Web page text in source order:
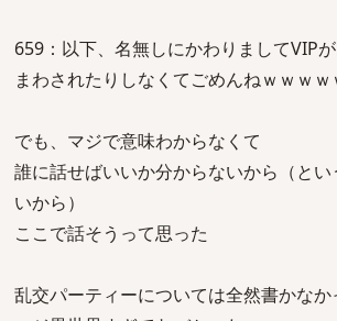
659：以下、名無しにかわりましてVIP
まわされたりしなくてごめんねｗｗｗｗ
でも、マジで意味わからなくて
誰に話せばいいか分からないから（と
いから）
ここで話そうって思った
乱交パーティーについては全然書かなか